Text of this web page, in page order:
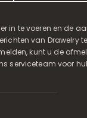
in te voeren en de
van Drawelry
kunt u de
serviceteam voor